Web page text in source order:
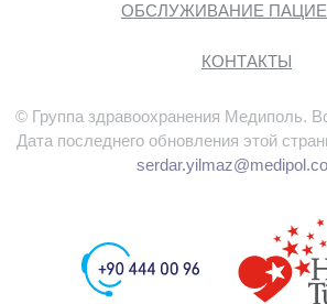
ОБСЛУЖИВАНИЕ
КОНТАКТЫ
© Группа здравоохранения Медиполь.
Дата последнего обновления этой